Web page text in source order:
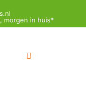
morgen in huis*